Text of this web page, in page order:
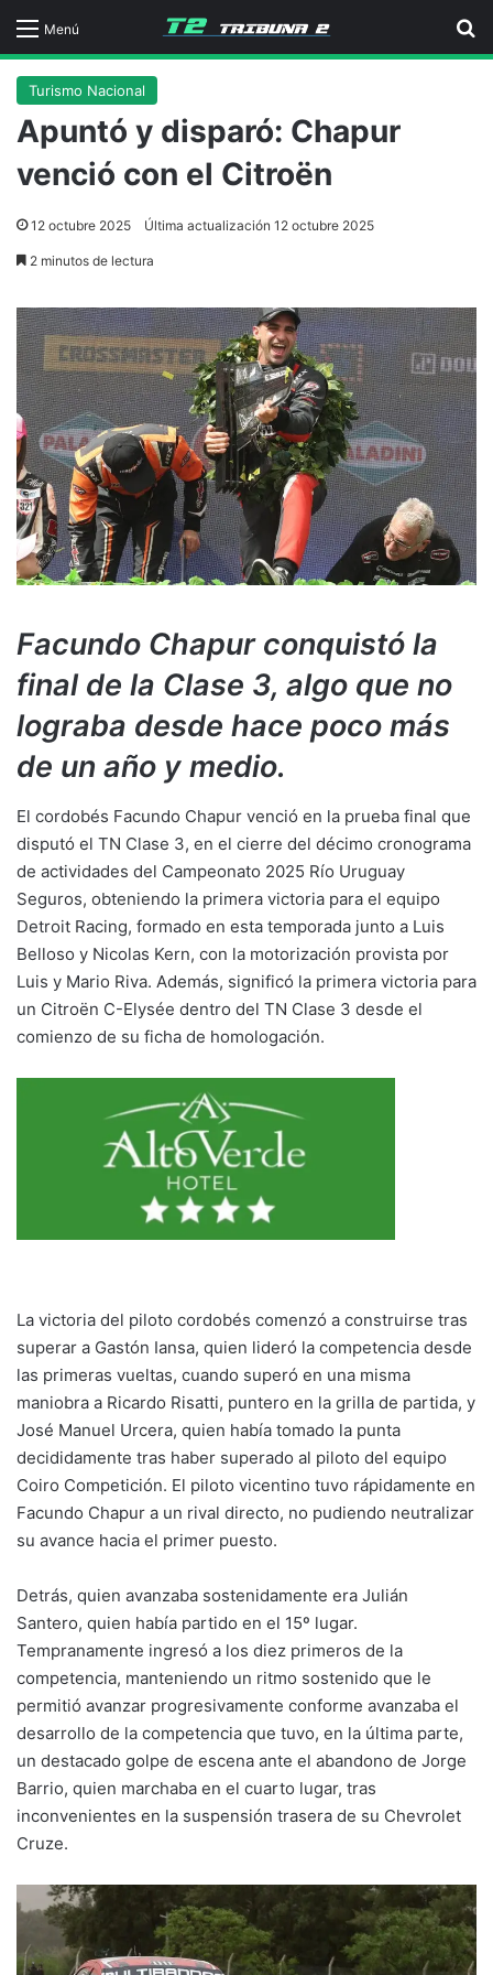
Menú
Turismo Nacional
Apuntó y disparó: Chapur
venció con el Citroën
12 octubre 2025 Última actualización 12 octubre 2025
2 minutos de lectura
Facundo Chapur conquistó la
final de la Clase 3, algo que no
lograba desde hace poco más
de un año y medio.
El cordobés Facundo Chapur venció en la prueba final que
disputó el TN Clase 3, en el cierre del décimo cronograma
de actividades del Campeonato 2025 Río Uruguay
Seguros, obteniendo la primera victoria para el equipo
Detroit Racing, formado en esta temporada junto a Luis
Belloso y Nicolas Kern, con la motorización provista por
Luis y Mario Riva. Además, significó la primera victoria para
un Citroën C-Elysée dentro del TN Clase 3 desde el
comienzo de su ficha de homologación.
La victoria del piloto cordobés comenzó a construirse tras
superar a Gastón Iansa, quien lideró la competencia desde
las primeras vueltas, cuando superó en una misma
maniobra a Ricardo Risatti, puntero en la grilla de partida, y
José Manuel Urcera, quien había tomado la punta
decididamente tras haber superado al piloto del equipo
Coiro Competición. El piloto vicentino tuvo rápidamente en
Facundo Chapur a un rival directo, no pudiendo neutralizar
su avance hacia el primer puesto.
Detrás, quien avanzaba sostenidamente era Julián
Santero, quien había partido en el 15º lugar.
Tempranamente ingresó a los diez primeros de la
competencia, manteniendo un ritmo sostenido que le
permitió avanzar progresivamente conforme avanzaba el
desarrollo de la competencia que tuvo, en la última parte,
un destacado golpe de escena ante el abandono de Jorge
Barrio, quien marchaba en el cuarto lugar, tras
inconvenientes en la suspensión trasera de su Chevrolet
Cruze.